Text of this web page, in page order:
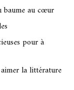
baume au cœur
pour à
la littérature